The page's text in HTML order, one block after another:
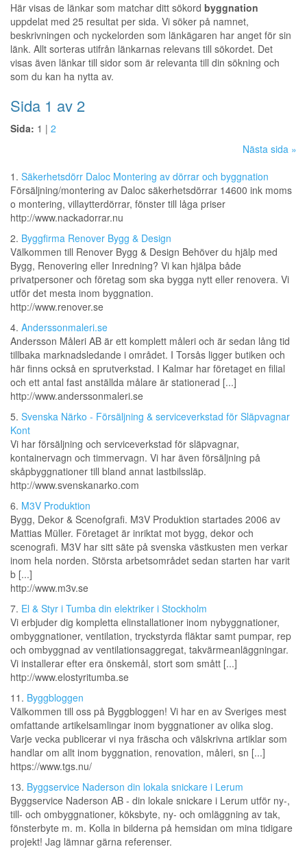
Här visas de länkar som matchar ditt sökord byggnation
uppdelat med 25 resultat per sida. Vi söker på namnet,
beskrivningen och nyckelorden som länkägaren har anget för sin
länk. Allt sorteras utifrån länkarnas relevans till sökordet. Det
visas även länkar till sidor som är relevanta till din sökning och
som du kan ha nytta av.
Sida 1 av 2
Sida: 1 | 2
Nästa sida »
1. Säkerhetsdörr Daloc Montering av dörrar och byggnation
Försäljning/montering av Daloc säkerhetsdörrar 14600 ink moms
o montering, villaytterdörrar, fönster till låga priser
http://www.nackadorrar.nu
2. Byggfirma Renover Bygg & Design
Välkommen till Renover Bygg & Design Behöver du hjälp med
Bygg, Renovering eller Inredning? Vi kan hjälpa både
privatpersoner och företag som ska bygga nytt eller renovera. Vi
utför det mesta inom byggnation.
http://www.renover.se
4. Anderssonmaleri.se
Andersson Måleri AB är ett komplett måleri och är sedan lång tid
tillbaka marknadsledande i området. I Torsås ligger butiken och
här finns också en sprutverkstad. I Kalmar har företaget en filial
och ett antal fast anställda målare är stationerad [...]
http://www.anderssonmaleri.se
5. Svenska Närko - Försäljning & serviceverkstad för Släpvagnar
Kont
Vi har försäljning och serviceverkstad för släpvagnar,
kontainervagn och timmervagn. Vi har även försäljning på
skåpbyggnationer till bland annat lastbilssläp.
http://www.svenskanarko.com
6. M3V Produktion
Bygg, Dekor & Scenofgrafi. M3V Produktion startades 2006 av
Mattias Müller. Företaget är inriktat mot bygg, dekor och
scenografi. M3V har sitt säte på svenska västkusten men verkar
inom hela norden. Största arbetsområdet sedan starten har varit
b [...]
http://www.m3v.se
7. El & Styr i Tumba din elektriker i Stockholm
Vi erbjuder dig kompletta elinstallationer inom nybyggnationer,
ombyggnationer, ventilation, tryckstyrda fläktar samt pumpar, rep
och ombyggnad av ventilationsaggregat, takvärmeanläggningar.
Vi installerar efter era önskemål, stort som smått [...]
http://www.elostyritumba.se
11. Byggbloggen
Välkommen till oss på Byggbloggen! Vi har en av Sveriges mest
omfattande artikelsamlingar inom byggnationer av olika slog.
Varje vecka publicerar vi nya fräscha och välskrivna artiklar som
handlar om allt inom byggnation, renovation, måleri, sn [...]
https://www.tgs.nu/
13. Byggservice Naderson din lokala snickare i Lerum
Byggservice Naderson AB - din lokale snickare i Lerum utför ny-,
till- och ombyggnationer, köksbyte, ny- och omläggning av tak,
fönsterbyte m. m. Kolla in bilderna på hemsidan om mina tidigare
projekt! Jag lämnar gärna referenser.